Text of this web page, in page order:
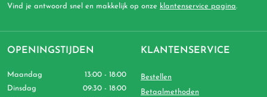
Vind je antwoord snel en makkelijk op onze klantenservice pagina.
OPENINGSTIJDEN
Maandag
13:00 - 18:00
Dinsdag
09:30 - 18:00
KLANTENSERVICE
Bestellen
Betaalmethoden